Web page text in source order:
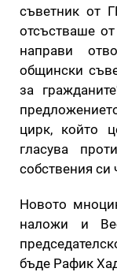
съветник от
отсъстваше
направи
общински
за
цирк, който
гласува
собствения си
Новото
наложи и
бъде Рафик